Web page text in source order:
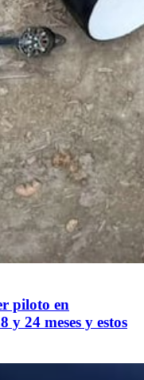
piloto en
24 meses y estos